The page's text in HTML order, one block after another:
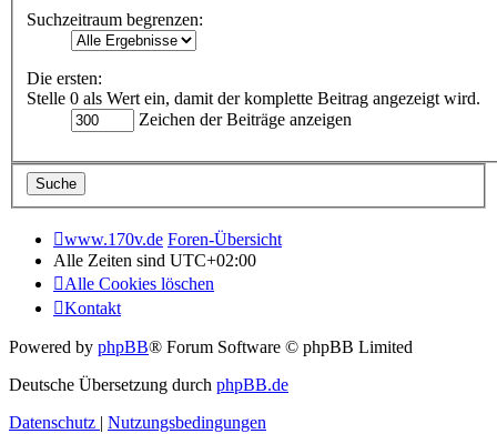
Suchzeitraum begrenzen:
Die ersten:
Stelle 0 als Wert ein, damit der komplette Beitrag angezeigt wird.
Zeichen der Beiträge anzeigen
www.170v.de Foren-Übersicht
Alle Zeiten sind UTC+02:00
Alle Cookies löschen
Kontakt
Powered by phpBB® Forum Software © phpBB Limited
Deutsche Übersetzung durch phpBB.de
Datenschutz | Nutzungsbedingungen